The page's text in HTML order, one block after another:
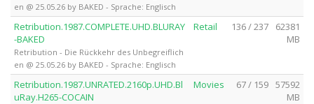
en @ 25.05.26 by BAKED - Sprache: Englisch
Retribution.1987.COMPLETE.UHD.BLURAY
-BAKED
Retribution - Die Rückkehr des Unbegreiflich
en @ 25.05.26 by BAKED - Sprache: Englisch
Retail 136 / 237
62381
MB
Retribution.1987.UNRATED.2160p.UHD.Bl
uRay.H265-COCAIN
Movies 67 / 159 57592
MB